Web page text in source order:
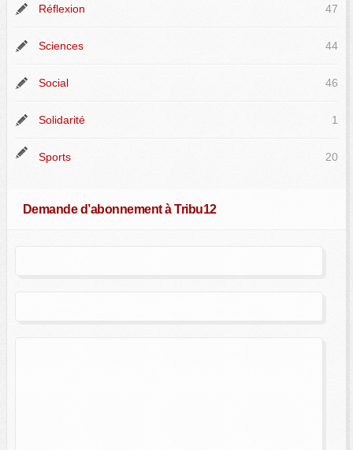
Réflexion 47
Sciences 44
Social 46
Solidarité 1
Sports 20
Demande d’abonnement à Tribu12